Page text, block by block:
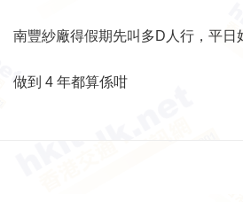
南豐紗廠得假期先叫多D人行，平日
做到 4 年都算係咁